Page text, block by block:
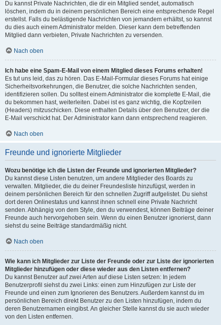
Du kannst Private Nachrichten, die dir ein Mitglied sendet, automatisch
löschen, indem du in deinem persönlichen Bereich eine entsprechende Regel
erstellst. Falls du belästigende Nachrichten von jemandem erhältst, so kannst
du dies auch einem Administrator melden. Dieser kann dem betreffenden
Mitglied dann verbieten, Private Nachrichten zu versenden.
Nach oben
Ich habe eine Spam-E-Mail von einem Mitglied dieses Forums erhalten!
Es tut uns leid, das zu hören. Das E-Mail-Formular dieses Forums hat einige
Sicherheitsvorkehrungen, die Benutzer, die solche Nachrichten senden,
identifizieren sollen. Du solltest einem Administrator die komplette E-Mail, die
du bekommen hast, weiterleiten. Dabei ist es ganz wichtig, die Kopfzeilen
(Headers) mitzuschicken. Diese enthalten Details über den Benutzer, der die
E-Mail verschickt hat. Der Administrator kann dann entsprechend reagieren.
Nach oben
Freunde und ignorierte Mitglieder
Wozu benötige ich die Listen der Freunde und ignorierten Mitglieder?
Du kannst diese Listen benutzen, um andere Mitglieder des Boards zu
verwalten. Mitglieder, die du deiner Freundesliste hinzufügst, werden in
deinem persönlichen Bereich für den schnellen Zugriff aufgelistet. Du siehst
dort deren Onlinestatus und kannst ihnen schnell eine Private Nachricht
senden. Abhängig von dem Style, den du verwendest, können Beiträge deiner
Freunde auch hervorgehoben sein. Wenn du einen Benutzer ignorierst, dann
siehst du seine Beiträge standardmäßig nicht.
Nach oben
Wie kann ich Mitglieder zur Liste der Freunde oder zur Liste der ignorierten
Mitglieder hinzufügen oder diese wieder aus den Listen entfernen?
Du kannst Benutzer auf zwei Arten auf diese Listen setzen: In jedem
Benutzerprofil siehst du zwei Links: einen zum Hinzufügen zur Liste der
Freunde und einen zum Ignorieren des Benutzers. Außerdem kannst du im
persönlichen Bereich direkt Benutzer zu den Listen hinzufügen, indem du
deren Benutzernamen eingibst. An gleicher Stelle kannst du sie auch wieder
von den Listen entfernen.